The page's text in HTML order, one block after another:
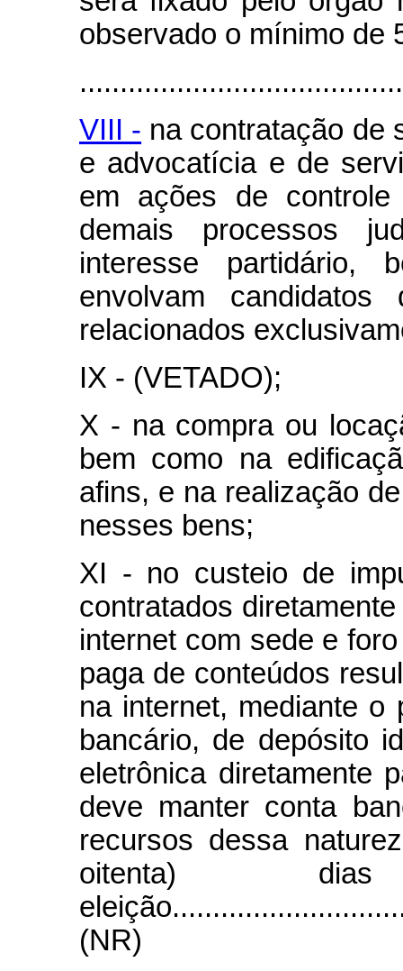
observado o mínimo de
VIII - na contratação de
e advocatícia e de
em ações de
demais processos
interesse partidário,
envolvam
relacionados
IX - (VETADO);
X - na compra ou
bem como na
afins, e na realização
nesses bens;
XI - no custeio de
contratados
internet com sede e
paga de conteúdos
na internet, mediante o
bancário, de depósito
eletrônica diretamente
deve manter conta
recursos dessa
oitenta)
(NR)